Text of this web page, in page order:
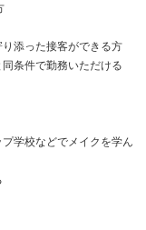
添った接客ができる方
条件で勤務いただける
学校などでメイクを学ん